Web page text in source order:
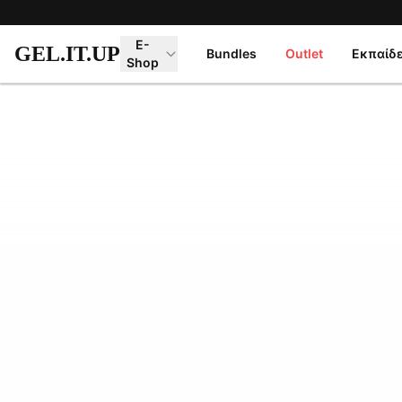
GEL.IT.UP
E-
Shop
Bundles Outlet